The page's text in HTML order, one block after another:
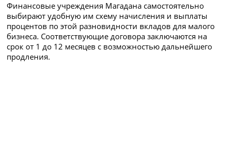
Финансовые учреждения Магадана самостоятельно
выбирают удобную им схему начисления и выплаты
процентов по этой разновидности вкладов для малого
бизнеса. Соответствующие договора заключаются на
срок от 1 до 12 месяцев с возможностью дальнейшего
продления.